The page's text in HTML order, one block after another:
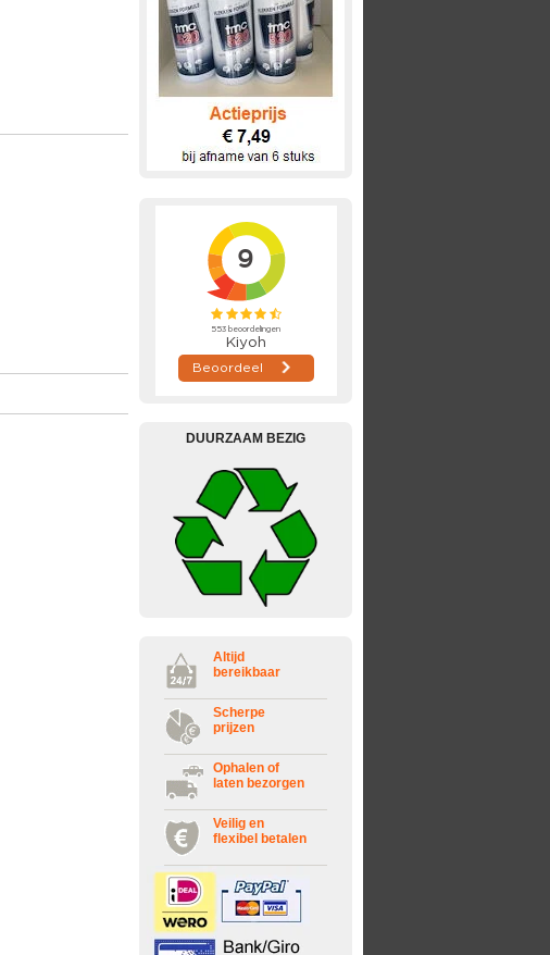
DUURZAAM BEZIG
Altijd
bereikbaar
Scherpe
prijzen
Ophalen of
laten bezorgen
Veilig en
flexibel betalen